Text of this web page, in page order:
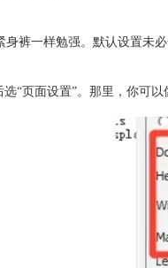
身裤一样勉强。默认设置未
“页面设置”。那里，你可